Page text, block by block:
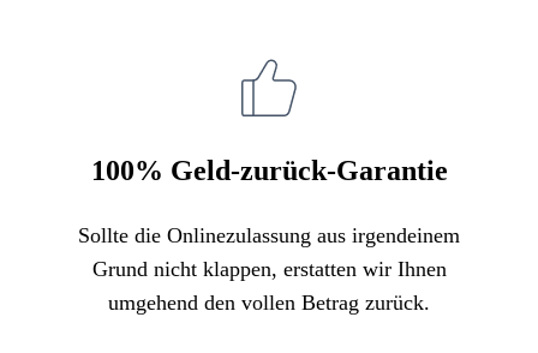
100% Geld-zurück-Garantie
Sollte die Onlinezulassung aus irgendeinem
Grund nicht klappen, erstatten wir Ihnen
umgehend den vollen Betrag zurück.